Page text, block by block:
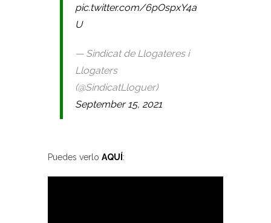
pic.twitter.com/6pOspxY4a
U
— Sindicat de Llogateres i
Llogaters
(@SindicatLloguer)
September 15, 2021
Puedes verlo AQUÍ :